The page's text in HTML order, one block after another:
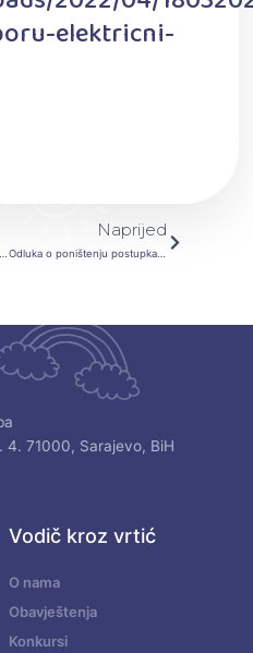
elektricni-
Odluka o izboru najpovoljnijeg ponuđača JN-Roba-Nabavka i isporuka razne opreme za 2022. godinu
Naprijed
Odluka o poništenju postupka u otvorenom postupku JN „Nabavka hrane biljnog porijekla u JU „Djeca Sarajeva“ u 2022. godini
4. 71000, Sarajevo, BiH
Vodič kroz vrtić
O nama
Obavještenja
Konkursi